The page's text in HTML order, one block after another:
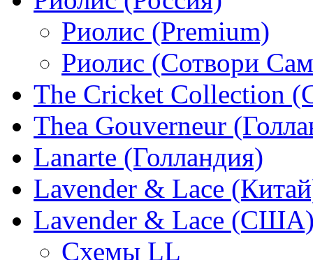
Риолис (Premium)
Риолис (Сотвори
The Cricket Collection
Thea Gouverneur
Lanarte (Голландия)
Lavender & Lace
Lavender & Lace
Схемы LL